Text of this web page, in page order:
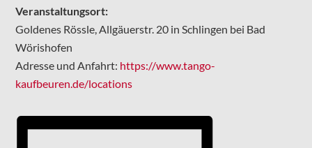
Veranstaltungsort:
Goldenes Rössle, Allgäuerstr. 20 in Schlingen bei Bad
Wörishofen
Adresse und Anfahrt: https://www.tango-
kaufbeuren.de/locations